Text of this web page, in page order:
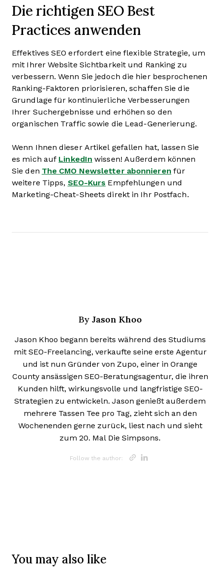
Die richtigen SEO Best
Practices anwenden
Effektives SEO erfordert eine flexible Strategie, um
mit Ihrer Website Sichtbarkeit und Ranking zu
verbessern. Wenn Sie jedoch die hier besprochenen
Ranking-Faktoren priorisieren, schaffen Sie die
Grundlage für kontinuierliche Verbesserungen
Ihrer Suchergebnisse und erhöhen so den
organischen Traffic sowie die Lead-Generierung.
Wenn Ihnen dieser Artikel gefallen hat, lassen Sie
es mich auf LinkedIn wissen! Außerdem können
Sie den The CMO Newsletter abonnieren für
weitere Tipps, SEO-Kurs Empfehlungen und
Marketing-Cheat-Sheets direkt in Ihr Postfach.
By Jason Khoo
Jason Khoo begann bereits während des Studiums
mit SEO-Freelancing, verkaufte seine erste Agentur
und ist nun Gründer von Zupo, einer in Orange
County ansässigen SEO-Beratungsagentur, die ihren
Kunden hilft, wirkungsvolle und langfristige SEO-
Strategien zu entwickeln. Jason genießt außerdem
mehrere Tassen Tee pro Tag, zieht sich an den
Wochenenden gerne zurück, liest nach und sieht
zum 20. Mal Die Simpsons.
Follow the author: Opens new
You may also like